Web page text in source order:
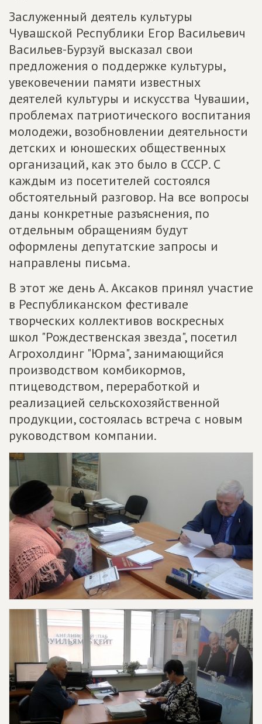
Заслуженный деятель культуры
Чувашской Республики Егор Васильевич
Васильев-Бурзуй высказал свои
предложения о поддержке культуры,
увековечении памяти известных
деятелей культуры и искусства Чувашии,
проблемах патриотического воспитания
молодежи, возобновлении деятельности
детских и юношеских общественных
организаций, как это было в СССР. С
каждым из посетителей состоялся
обстоятельный разговор. На все вопросы
даны конкретные разъяснения, по
отдельным обращениям будут
оформлены депутатские запросы и
направлены письма.
В этот же день А. Аксаков принял участие
в Республиканском фестивале
творческих коллективов воскресных
школ "Рождественская звезда", посетил
Агрохолдинг "Юрма", занимающийся
производством комбикормов,
птицеводством, переработкой и
реализацией сельскохозяйственной
продукции, состоялась встреча с новым
руководством компании.